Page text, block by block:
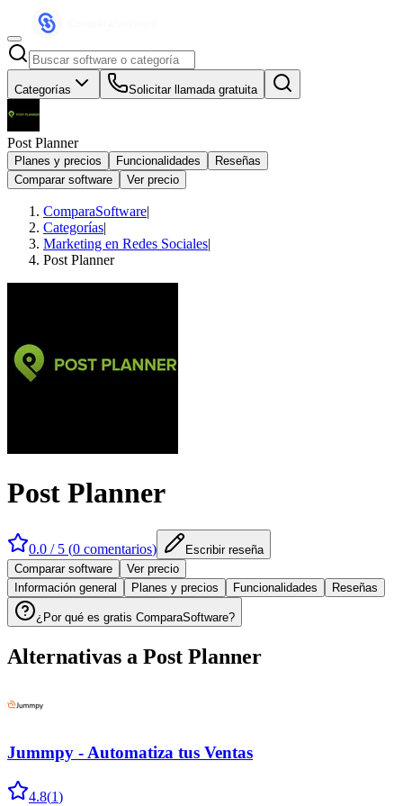
Categorías Solicitar llamada gratuita
Post Planner
Planes y precios Funcionalidades
Reseñas
Comparar software
Ver precio
ComparaSoftware|
Categorías|
Marketing en Redes Sociales|
Post Planner
Post Planner
0.0 / 5 (0 comentarios)
Escribir reseña
Comparar software
Ver precio
Información general
Planes y precios Funcionalidades Reseñas
¿Por qué es gratis ComparaSoftware?
Alternativas a Post Planner
Jummpy - Automatiza tus Ventas
4.8(1)